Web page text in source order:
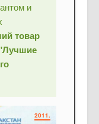
и
товар
2011.